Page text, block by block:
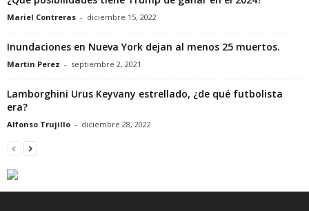
Mariel Contreras - diciembre 15, 2022
Inundaciones en Nueva York dejan al menos 25 muertos.
Martin Perez - septiembre 2, 2021
Lamborghini Urus Keyvany estrellado, ¿de qué futbolista
era?
Alfonso Trujillo - diciembre 28, 2022